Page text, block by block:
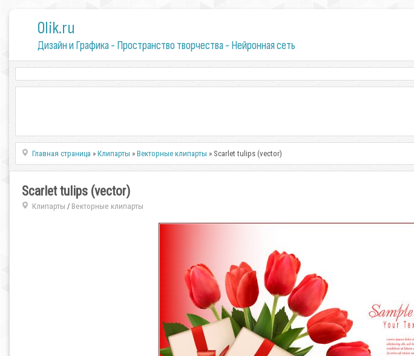
0lik.ru
Дизайн и Графика - Пространство творчества - Нейронная сеть
Главная страница »Клипарты »Векторные клипарты » Scarlet tulips (vector)
Scarlet tulips (vector)
Клипарты / Векторные клипарты